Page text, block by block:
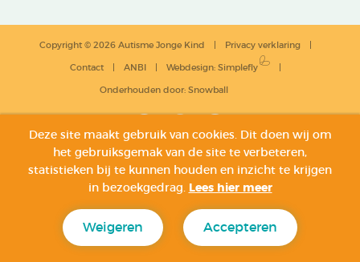
Copyright © 2026 Autisme Jonge Kind Privacy verklaring
Contact ANBI Webdesign: Simplefly
Onderhouden door: Snowball
Deze site maakt gebruik van cookies. Dit doen wij om
het gebruiksgemak van de site te verbeteren,
statistieken bij te kunnen houden en inzicht te krijgen
in bezoekgedrag. Lees hier meer
Weigeren Accepteren